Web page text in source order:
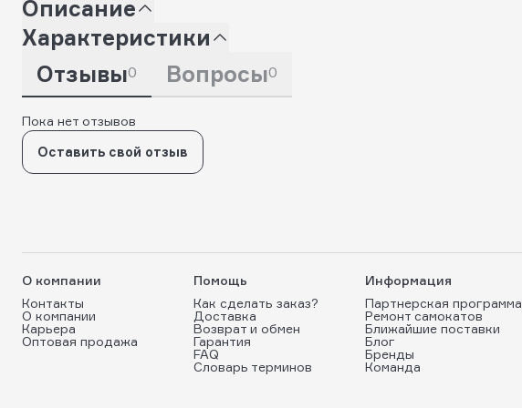
Описание
Характеристики
Отзывы0 Вопросы0
Пока нет отзывов
Оставить свой отзыв
О компании
Контакты
О компании
Карьера
Оптовая продажа
Помощь
Как сделать заказ?
Доставка
Возврат и обмен
Гарантия
FAQ
Словарь терминов
Информация
Партнерская программа
Ремонт самокатов
Ближайшие поставки
Блог
Бренды
Команда